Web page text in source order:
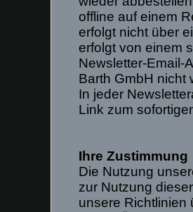
offline auf einem
erfolgt nicht über
erfolgt von einem
Newsletter-Email-
Barth GmbH nicht
In jeder
Link zum
Ihre Zustimmung
Die Nutzung
zur Nutzung
unsere Richtlinien